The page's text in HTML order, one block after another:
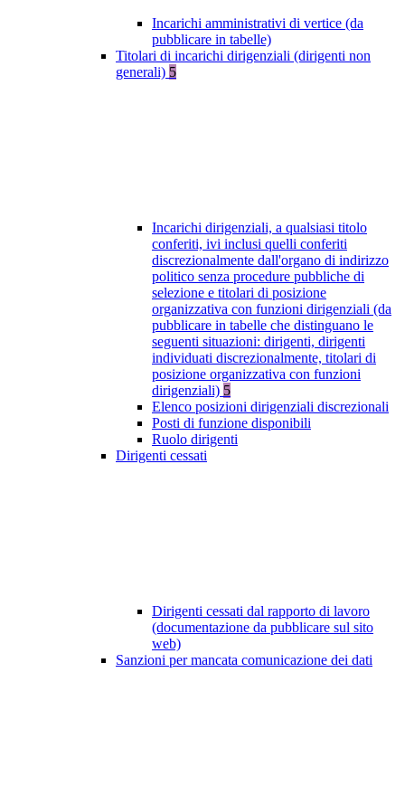
Incarichi amministrativi di vertice (da
pubblicare in tabelle)
Titolari di incarichi dirigenziali (dirigenti non
generali) 5
Incarichi dirigenziali, a qualsiasi titolo
conferiti, ivi inclusi quelli conferiti
discrezionalmente dall'organo di indirizzo
politico senza procedure pubbliche di
selezione e titolari di posizione
organizzativa con funzioni dirigenziali (da
pubblicare in tabelle che distinguano le
seguenti situazioni: dirigenti, dirigenti
individuati discrezionalmente, titolari di
posizione organizzativa con funzioni
dirigenziali) 5
Elenco posizioni dirigenziali discrezionali
Posti di funzione disponibili
Ruolo dirigenti
Dirigenti cessati
Dirigenti cessati dal rapporto di lavoro
(documentazione da pubblicare sul sito
web)
Sanzioni per mancata comunicazione dei dati